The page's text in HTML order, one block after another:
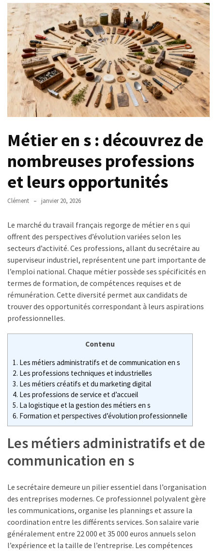
Fissure
du
tendon
du
coude
arrêt
travail
combien
temps
quelles
démarches
MDPH
revenu
avantages
fiscaux
comment
déclarer
Grille
des
salaires
dans
comment
lire
les
SMH
2026
Métier en s : découvrez de
nombreuses professions
et leurs opportunités
Clément janvier 20, 2026
Le marché du travail français regorge de métier en s qui
offrent des perspectives d’évolution variées selon les
secteurs d’activité. Ces professions, allant du secrétaire au
superviseur industriel, représentent une part importante de
l’emploi national. Chaque métier possède ses spécificités en
termes de formation, de compétences requises et de
rémunération. Cette diversité permet aux candidats de
trouver des opportunités correspondant à leurs aspirations
professionnelles.
Contenu
1. Les métiers administratifs et de communication en s
2. Les professions techniques et industrielles
3. Les métiers créatifs et du marketing digital
4. Les professions de service et d’accueil
5. La logistique et la gestion des métiers en s
6. Formation et perspectives d’évolution professionnelle
Les métiers administratifs et de
communication en s
Le secrétaire demeure un pilier essentiel dans l’organisation
des entreprises modernes. Ce professionnel polyvalent gère
les communications, organise les plannings et assure la
coordination entre les différents services. Son salaire varie
généralement entre 22 000 et 35 000 euros annuels selon
l’expérience et la taille de l’entreprise. Les compétences